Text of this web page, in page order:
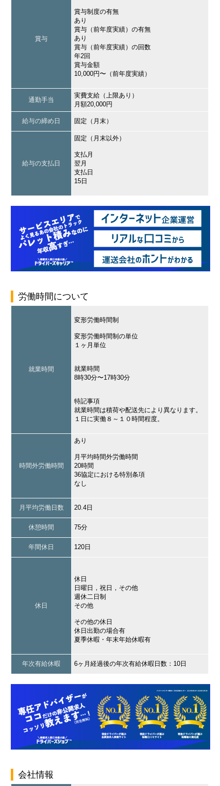
賞与
賞与制度の有無
あり
賞与（前年度実績）の有無
あり
賞与（前年度実績）の回数
年2回
賞与金額
10,000円〜（前年度実績）
通勤手当
実費支給（上限あり）
月額20,000円
給与の締め日 固定（月末）
給与の支払日
固定（月末以外）
支払月
翌月
支払日
15日
労働時間について
就業時間
変形労働時間制
変形労働時間制の単位
１ヶ月単位
就業時間
8時30分〜17時30分
特記事項
就業時間は積荷や配送先により異なります。
１日に実働８～１０時間程度。
時間外労働時間
あり
月平均時間外労働時間
20時間
36協定における特別条項
なし
月平均労働日数 20.4日
休憩時間 75分
年間休日 120日
休日
休日
日曜日，祝日，その他
週休二日制
その他
その他の休日
休日出勤の場合有
夏季休暇・年末年始休暇有
年次有給休暇 6ヶ月経過後の年次有給休暇日数：10日
会社情報